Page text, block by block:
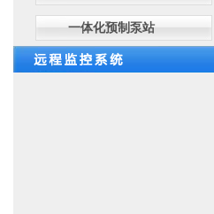
一体化预制泵站